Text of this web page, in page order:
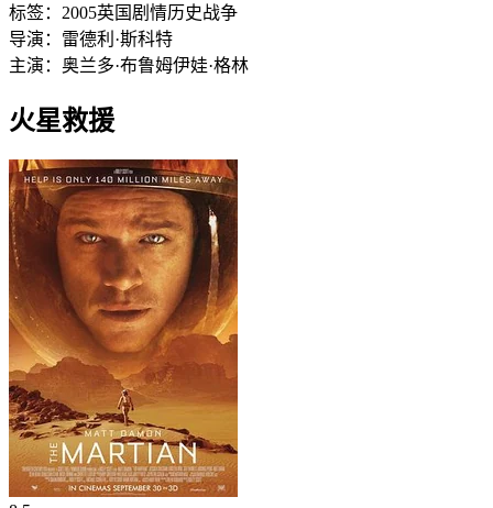
标签： 2005英国 剧情历史战争
导演： 雷德利·斯科特
主演： 奥兰多·布鲁姆伊娃·格林
火星救援